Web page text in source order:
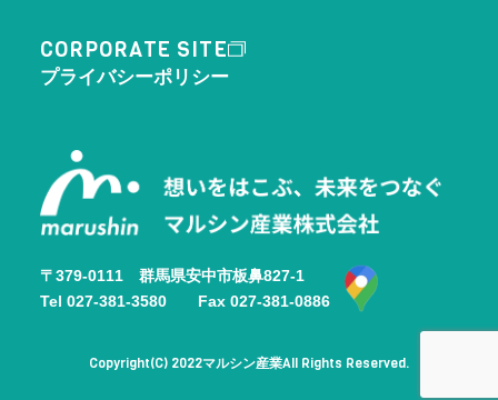
CORPORATE SITE
プライバシーポリシー
〒379-0111 群馬県安中市板鼻827-1
Tel 027-381-3580 Fax 027-381-0886
Copyright(C) 2022マルシン産業All Rights Reserved.